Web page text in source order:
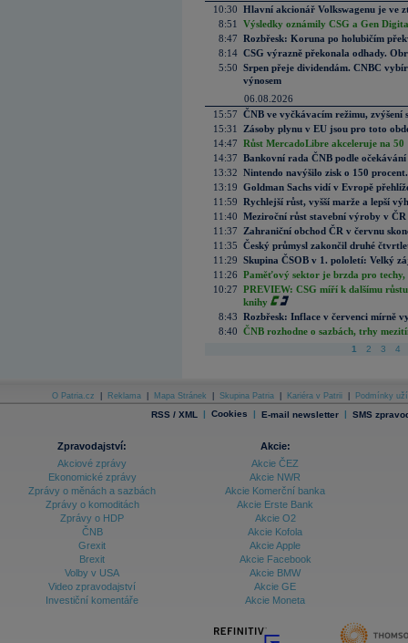
10:30 Hlavní akcionář Volkswagenu je ve
8:51
Výsledky oznámily CSG a Gen
8:47 Rozbřesk: Koruna po holubičím
8:14 CSG výrazně překonala odhady.
5:50 Srpen přeje dividendám. CNBC
výnosem
06.08.2026
15:57 ČNB ve vyčkávacím režimu, zvýšení
15:31
Zásoby plynu v EU jsou pro toto
14:47 Růst MercadoLibre akceleruje na
14:37 Bankovní rada ČNB podle
13:32 Nintendo navýšilo zisk o 150
13:19 Goldman Sachs vidí v Evropě
11:59 Rychlejší růst, vyšší marže a lepší
11:40 Meziroční růst stavební výroby v
11:37
Zahraniční obchod ČR v červnu
11:35 Český průmysl zakončil druhé
11:29 Skupina ČSOB v 1. pololetí: Velký
11:26 Paměťový sektor je brzda pro techy,
10:27 PREVIEW: CSG míří k dalšímu
knihy
8:43 Rozbřesk: Inflace v červenci mírně
8:40 ČNB rozhodne o sazbách, trhy
1 2 3 4
O Patria.cz Reklama Mapa Stránek Skupina Patria Kariéra v Patrii Podmínky
RSS / XML | Cookies | E-mail newsletter | SMS
Zpravodajství:
Akciové zprávy
Ekonomické zprávy
Zprávy o měnách a sazbách
Zprávy o komoditách
Zprávy o HDP
ČNB
Grexit
Brexit
Volby v USA
Video zpravodajství
Investiční komentáře
Akcie:
Akcie ČEZ
Akcie NWR
Akcie Komerční banka
Akcie Erste Bank
Akcie O2
Akcie Kofola
Akcie Apple
Akcie Facebook
Akcie BMW
Akcie GE
Akcie Moneta